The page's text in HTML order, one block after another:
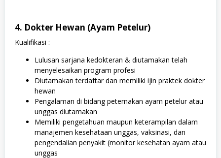
4. Dokter Hewan (Ayam Petelur)
Kualifikasi :
Lulusan sarjana kedokteran & diutamakan telah
menyelesaikan program profesi
Diutamakan terdaftar dan memiliki ijin praktek dokter
hewan
Pengalaman di bidang peternakan ayam petelur atau
unggas diutamakan
Memiliki pengetahuan maupun keterampilan dalam
manajemen kesehataan unggas, vaksinasi, dan
pengendalian penyakit (monitor kesehatan ayam atau
unggas